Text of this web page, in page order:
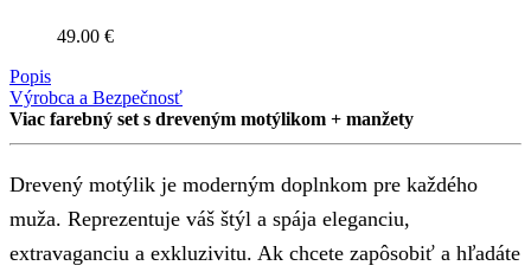
49.00 €
Popis
Výrobca a Bezpečnosť
Viac farebný set s dreveným motýlikom + manžety
Drevený motýlik je moderným doplnkom pre každého
muža. Reprezentuje váš štýl a spája eleganciu,
extravaganciu a exkluzivitu. Ak chcete zapôsobiť a hľadáte